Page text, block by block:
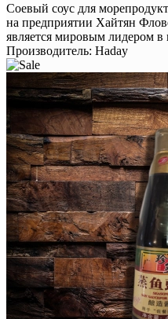
Соевый соус для
на предприятии Хайтян
является мировым лидером в
Производитель: Haday